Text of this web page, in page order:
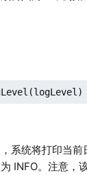
系统将打印当前
INFO。注意，